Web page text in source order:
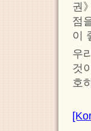
권
점
이
우
것
호